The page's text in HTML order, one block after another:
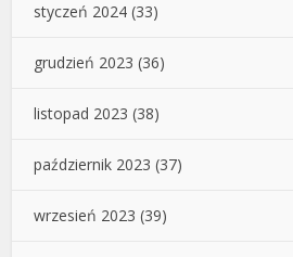
styczeń 2024 (33)
grudzień 2023 (36)
listopad 2023 (38)
październik 2023 (37)
wrzesień 2023 (39)